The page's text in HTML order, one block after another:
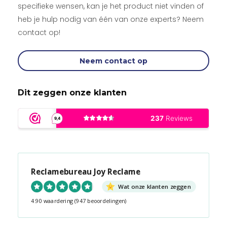
specifieke wensen, kan je het product niet vinden of
heb je hulp nodig van één van onze experts? Neem
contact op!
Neem contact op
Dit zeggen onze klanten
Reclamebureau Joy Reclame
Wat onze klanten zeggen
4.90 waardering (947 beoordelingen)